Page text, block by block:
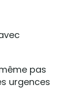
pas
urgences